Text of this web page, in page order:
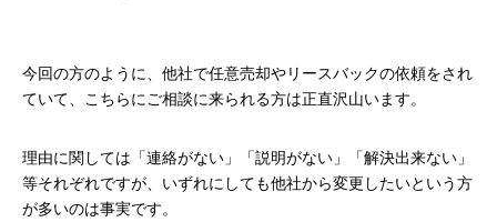
今回の方のように、他社で任意売却やリースバックの依頼をされ
ていて、こちらにご相談に来られる方は正直沢山います。
理由に関しては「連絡がない」「説明がない」「解決出来ない」
等それぞれですが、いずれにしても他社から変更したいという方
が多いのは事実です。